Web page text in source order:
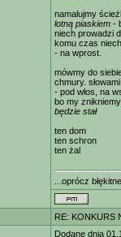
namalujmy
lotną piaskiem -
niech prowadzi
komu czas
- na wprost.
mówmy do
chmury.
- pod włos, na
bo my
będzie stał
ten dom
ten schron
ten żal
...oprócz
RE: KONKURS
Dodane dnia